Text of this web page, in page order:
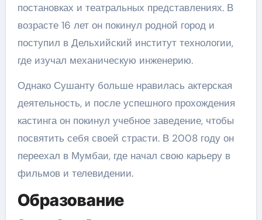
постановках и театральных представлениях. В
возрасте 16 лет он покинул родной город и
поступил в Дельхийский институт технологии,
где изучал механическую инженерию.
Однако Сушанту больше нравилась актерская
деятельность, и после успешного прохождения
кастинга он покинул учебное заведение, чтобы
посвятить себя своей страсти. В 2008 году он
переехал в Мумбаи, где начал свою карьеру в
фильмов и телевидении.
Образование